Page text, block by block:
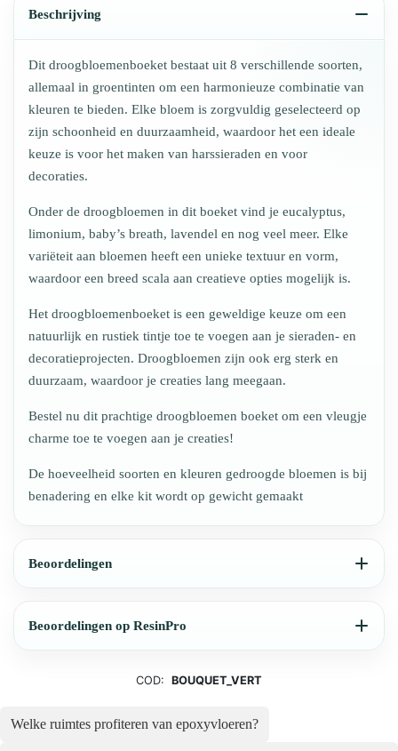
Beschrijving
Dit droogbloemenboeket bestaat uit 8 verschillende soorten,
allemaal in groentinten om een harmonieuze combinatie van
kleuren te bieden. Elke bloem is zorgvuldig geselecteerd op
zijn schoonheid en duurzaamheid, waardoor het een ideale
keuze is voor het maken van harssieraden en voor
decoraties.
Onder de droogbloemen in dit boeket vind je eucalyptus,
limonium, baby’s breath, lavendel en nog veel meer. Elke
variëteit aan bloemen heeft een unieke textuur en vorm,
waardoor een breed scala aan creatieve opties mogelijk is.
Het droogbloemenboeket is een geweldige keuze om een
natuurlijk en rustiek tintje toe te voegen aan je sieraden- en
decoratieprojecten. Droogbloemen zijn ook erg sterk en
duurzaam, waardoor je creaties lang meegaan.
Bestel nu dit prachtige droogbloemen boeket om een vleugje
charme toe te voegen aan je creaties!
De hoeveelheid soorten en kleuren gedroogde bloemen is bij
benadering en elke kit wordt op gewicht gemaakt
Beoordelingen
Beoordelingen op ResinPro
COD: BOUQUET_VERT
Welke ruimtes profiteren van epoxyvloeren?